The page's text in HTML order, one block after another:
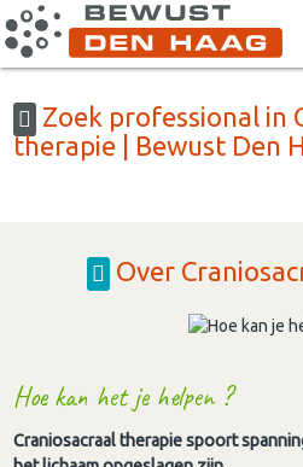
Zoek professional in
therapie | Bewust Den
Over
Hoe kan het je helpen ?
Craniosacraal therapie spoort